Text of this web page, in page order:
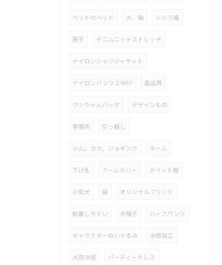
ペットのベッド 犬、猫 シジラ織
甚平 デニムニットストレッチ
ナイロンシャツジャケット
ナイロンパンツ２WAY 高品質
ワンちゃんバッグ デザインもの
事務所 引っ越し
ジム。ヨガ。ジョギング ネーム
下げ札 アームカバー 犬ペット服
小型犬 袋 オリジナルプリント
脱着しやすい 犬帽子 ハーフパンツ
キャラクターぬいぐるみ 冷感加工
犬用冷感 パーティードレス